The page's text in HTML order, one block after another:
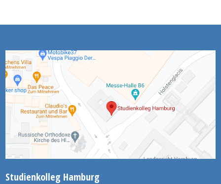
Studienkolleg Hamburg